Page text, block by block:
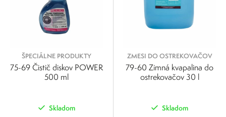
ŠPECIÁLNE PRODUKTY
75-69 Čistič diskov POWER
500 ml
Skladom
ZMESI DO OSTREKOVAČOV
79-60 Zimná kvapalina do
ostrekovačov 30 l
Skladom